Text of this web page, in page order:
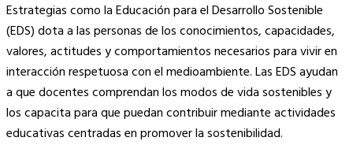
Estrategias como la Educación para el Desarrollo Sostenible
(EDS) dota a las personas de los conocimientos, capacidades,
valores, actitudes y comportamientos necesarios para vivir en
interacción respetuosa con el medioambiente. Las EDS ayudan
a que docentes comprendan los modos de vida sostenibles y
los capacita para que puedan contribuir mediante actividades
educativas centradas en promover la sostenibilidad.